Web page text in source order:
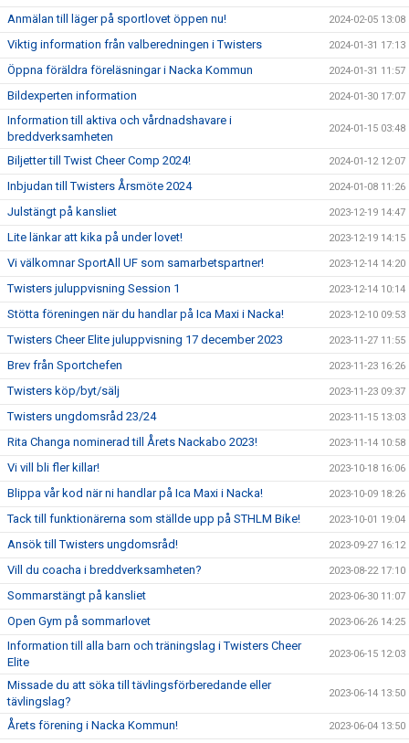
Anmälan till läger på sportlovet öppen nu! 2024-02-05 13:08
Viktig information från valberedningen i Twisters 2024-01-31 17:13
Öppna föräldra föreläsningar i Nacka Kommun 2024-01-31 11:57
Bildexperten information 2024-01-30 17:07
Information till aktiva och vårdnadshavare i
breddverksamheten
2024-01-15 03:48
Biljetter till Twist Cheer Comp 2024! 2024-01-12 12:07
Inbjudan till Twisters Årsmöte 2024 2024-01-08 11:26
Julstängt på kansliet 2023-12-19 14:47
Lite länkar att kika på under lovet! 2023-12-19 14:15
Vi välkomnar SportAll UF som samarbetspartner! 2023-12-14 14:20
Twisters juluppvisning Session 1 2023-12-14 10:14
Stötta föreningen när du handlar på Ica Maxi i Nacka! 2023-12-10 09:53
Twisters Cheer Elite juluppvisning 17 december 2023 2023-11-27 11:55
Brev från Sportchefen 2023-11-23 16:26
Twisters köp/byt/sälj 2023-11-23 09:37
Twisters ungdomsråd 23/24 2023-11-15 13:03
Rita Changa nominerad till Årets Nackabo 2023! 2023-11-14 10:58
Vi vill bli fler killar! 2023-10-18 16:06
Blippa vår kod när ni handlar på Ica Maxi i Nacka! 2023-10-09 18:26
Tack till funktionärerna som ställde upp på STHLM Bike! 2023-10-01 19:04
Ansök till Twisters ungdomsråd! 2023-09-27 16:12
Vill du coacha i breddverksamheten? 2023-08-22 17:10
Sommarstängt på kansliet 2023-06-30 11:07
Open Gym på sommarlovet 2023-06-26 14:25
Information till alla barn och träningslag i Twisters Cheer
Elite
2023-06-15 12:03
Missade du att söka till tävlingsförberedande eller
tävlingslag?
2023-06-14 13:50
Årets förening i Nacka Kommun! 2023-06-04 13:50